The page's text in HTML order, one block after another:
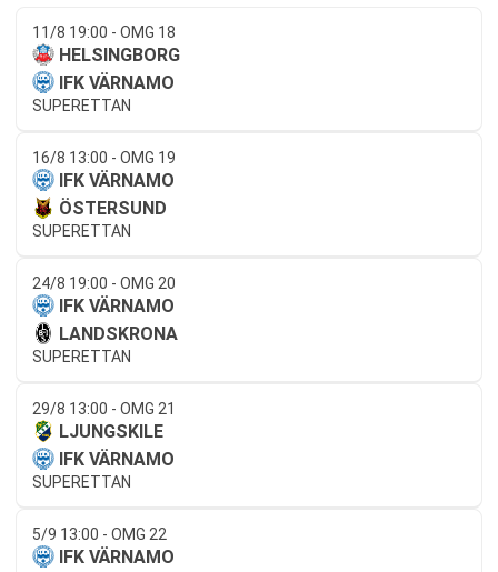
11/8 19:00 - OMG 18
HELSINGBORG
IFK VÄRNAMO
SUPERETTAN
16/8 13:00 - OMG 19
IFK VÄRNAMO
ÖSTERSUND
SUPERETTAN
24/8 19:00 - OMG 20
IFK VÄRNAMO
LANDSKRONA
SUPERETTAN
29/8 13:00 - OMG 21
LJUNGSKILE
IFK VÄRNAMO
SUPERETTAN
5/9 13:00 - OMG 22
IFK VÄRNAMO